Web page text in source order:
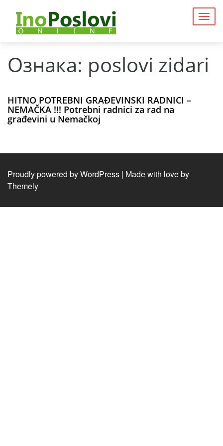
Ознака: poslovi zidari
HITNO POTREBNI GRAĐEVINSKI RADNICI –
NEMAČKA !!! Potrebni radnici za rad na
građevini u Nemačkoj
Proudly powered by WordPress | Made with love by
Themely